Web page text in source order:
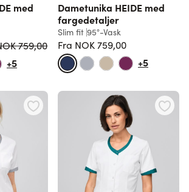
med
pris
759,00
+5
Dametunika HEIDE med
fargedetaljer
Slim fit 95°-Vask
Fra NOK 759,00Vanlig pris
+5